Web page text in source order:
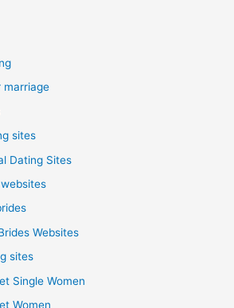
marriage
sites
Dating Sites
Websites
sites
Single Women
Women